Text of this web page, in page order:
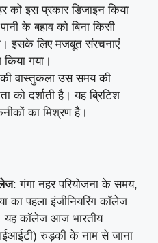
को इस प्रकार डिजाइन किया
के बहाव को बिना किसी
इसके लिए मजबूत संरचनाएं
गया।
वास्तुकला उस समय की
को दर्शाती है। यह ब्रिटिश
का मिश्रण है।
: गंगा नहर परियोजना के समय,
का पहला इंजीनियरिंग कॉलेज
यह कॉलेज आज भारतीय
रुड़की के नाम से जाना